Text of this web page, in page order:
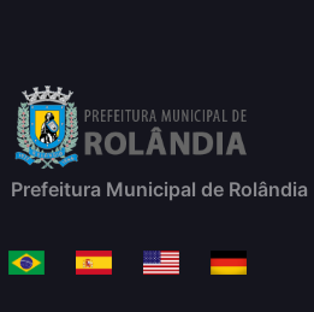
Prefeitura Municipal de Rolândia